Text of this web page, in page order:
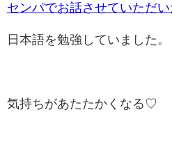
センパでお話させていただ
日本語を勉強していました。
気持ちがあたたかくなる♡